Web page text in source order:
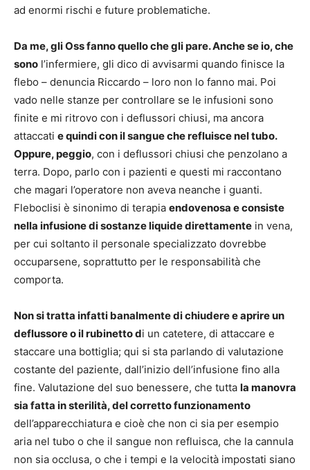
ad enormi rischi e future problematiche.
Da me, gli Oss fanno quello che gli pare. Anche se io, che
sono l’infermiere, gli dico di avvisarmi quando finisce la
flebo – denuncia Riccardo – loro non lo fanno mai. Poi
vado nelle stanze per controllare se le infusioni sono
finite e mi ritrovo con i deflussori chiusi, ma ancora
attaccati e quindi con il sangue che refluisce nel tubo.
Oppure, peggio, con i deflussori chiusi che penzolano a
terra. Dopo, parlo con i pazienti e questi mi raccontano
che magari l’operatore non aveva neanche i guanti.
Fleboclisi è sinonimo di terapia endovenosa e consiste
nella infusione di sostanze liquide direttamente in vena,
per cui soltanto il personale specializzato dovrebbe
occuparsene, soprattutto per le responsabilità che
comporta.
Non si tratta infatti banalmente di chiudere e aprire un
deflussore o il rubinetto di un catetere, di attaccare e
staccare una bottiglia; qui si sta parlando di valutazione
costante del paziente, dall’inizio dell’infusione fino alla
fine. Valutazione del suo benessere, che tutta la manovra
sia fatta in sterilità, del corretto funzionamento
dell’apparecchiatura e cioè che non ci sia per esempio
aria nel tubo o che il sangue non refluisca, che la cannula
non sia occlusa, o che i tempi e la velocità impostati siano